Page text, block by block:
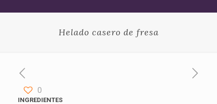
Helado casero de fresa
0
INGREDIENTES